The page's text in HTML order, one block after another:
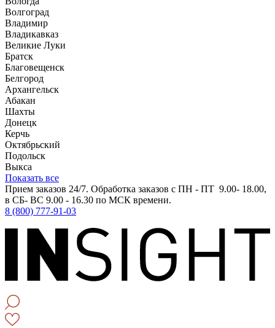
Волгоград
Владимир
Владикавказ
Великие Луки
Братск
Благовещенск
Белгород
Архангельск
Абакан
Шахты
Донецк
Керчь
Октябрьский
Подольск
Выкса
Показать все
Прием заказов 24/7. Обработка заказов с ПН - ПТ 9.00- 18.00,
в СБ- ВС 9.00 - 16.30 по МСК времени.
8 (800) 777-91-03